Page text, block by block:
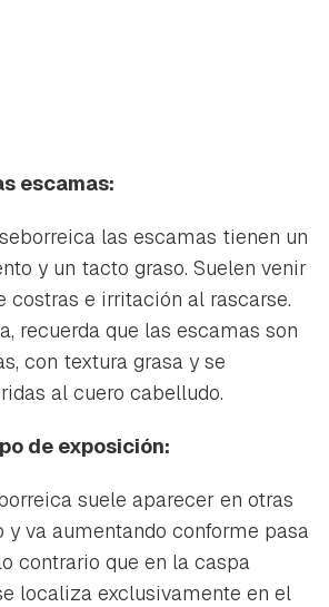
escamas:
las escamas tienen un
y un tacto graso. Suelen venir
costras e irritación al rascarse.
recuerda que las escamas son
con textura grasa y se
al cuero cabelludo.
de exposición:
suele aparecer en otras
y va aumentando conforme pasa
contrario que en la caspa
localiza exclusivamente en el